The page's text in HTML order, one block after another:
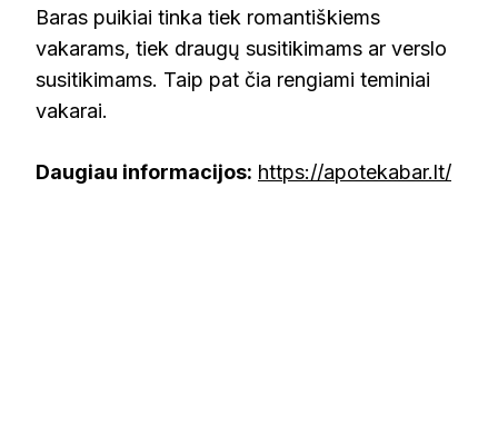
Baras puikiai tinka tiek romantiškiems
vakarams, tiek draugų susitikimams ar verslo
susitikimams. Taip pat čia rengiami teminiai
vakarai.
Daugiau informacijos: https://apotekabar.lt/